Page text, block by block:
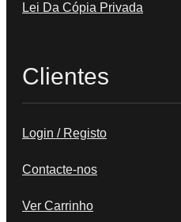
Lei Da Cópia Privada
Clientes
Login / Registo
Contacte-nos
Ver Carrinho